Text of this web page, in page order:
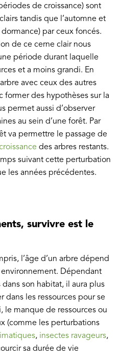
de croissance) sont
tandis que l’automne et
par ceux foncés.
de ce cerne clair nous
période durant laquelle
et a moins grandi. En
avec ceux des autres
former des hypothèses sur la
permet aussi d’observer
au sein d’une forêt. Par
va permettre le passage de
des arbres restants.
suivant cette perturbation
les années précédentes.
survivre est le
l’âge d’un arbre dépend
Dépendant
son habitat, il aura plus
dans les ressources pour se
le manque de ressources ou
(comme les perturbations
, insectes ravageurs,
sa durée de vie